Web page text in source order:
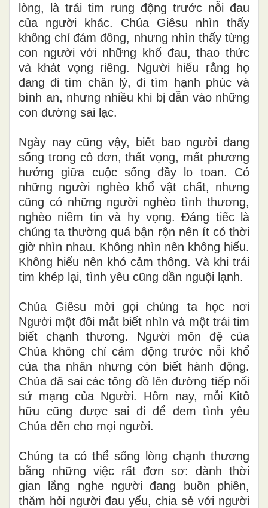
lòng, là trái tim rung động trước nỗi đau
của người khác. Chúa Giêsu nhìn thấy
không chỉ đám đông, nhưng nhìn thấy từng
con người với những khổ đau, thao thức
và khát vọng riêng. Người hiểu rằng họ
đang đi tìm chân lý, đi tìm hạnh phúc và
bình an, nhưng nhiều khi bị dẫn vào những
con đường sai lạc.
Ngày nay cũng vậy, biết bao người đang
sống trong cô đơn, thất vọng, mất phương
hướng giữa cuộc sống đầy lo toan. Có
những người nghèo khổ vật chất, nhưng
cũng có những người nghèo tình thương,
nghèo niềm tin và hy vọng. Đáng tiếc là
chúng ta thường quá bận rộn nên ít có thời
giờ nhìn nhau. Không nhìn nên không hiểu.
Không hiểu nên khó cảm thông. Và khi trái
tim khép lại, tình yêu cũng dần nguội lạnh.
Chúa Giêsu mời gọi chúng ta học nơi
Người một đôi mắt biết nhìn và một trái tim
biết chạnh thương. Người môn đệ của
Chúa không chỉ cảm động trước nỗi khổ
của tha nhân nhưng còn biết hành động.
Chúa đã sai các tông đồ lên đường tiếp nối
sứ mạng của Người. Hôm nay, mỗi Kitô
hữu cũng được sai đi để đem tình yêu
Chúa đến cho mọi người.
Chúng ta có thể sống lòng chạnh thương
bằng những việc rất đơn sơ: dành thời
gian lắng nghe người đang buồn phiền,
thăm hỏi người đau yếu, chia sẻ với người